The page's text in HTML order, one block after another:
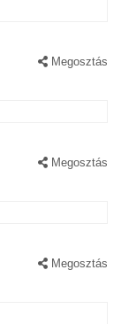
Megosztás
Megosztás
Megosztás